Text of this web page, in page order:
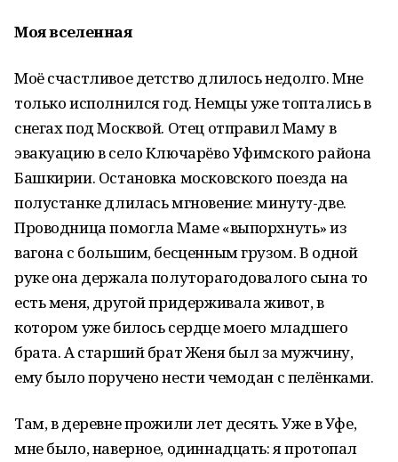
Моя вселенная
Моё счастливое детство длилось недолго. Мне
только исполнился год. Немцы уже топтались в
снегах под Москвой. Отец отправил Маму в
эвакуацию в село Ключарёво Уфимского района
Башкирии. Остановка московского поезда на
полустанке длилась мгновение: минуту-две.
Проводница помогла Маме «выпорхнуть» из
вагона с большим, бесценным грузом. В одной
руке она держала полуторагодовалого сына то
есть меня, другой придерживала живот, в
котором уже билось сердце моего младшего
брата. А старший брат Женя был за мужчину,
ему было поручено нести чемодан с пелёнками.
Там, в деревне прожили лет десять. Уже в Уфе,
мне было, наверное, одиннадцать: я протопал